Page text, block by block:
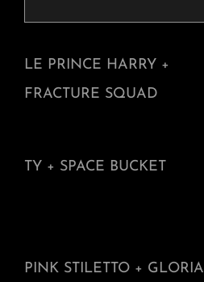
LE PRINCE HARRY +
FRACTURE SQUAD
TY + SPACE BUCKET
PINK STILETTO + GLORIA